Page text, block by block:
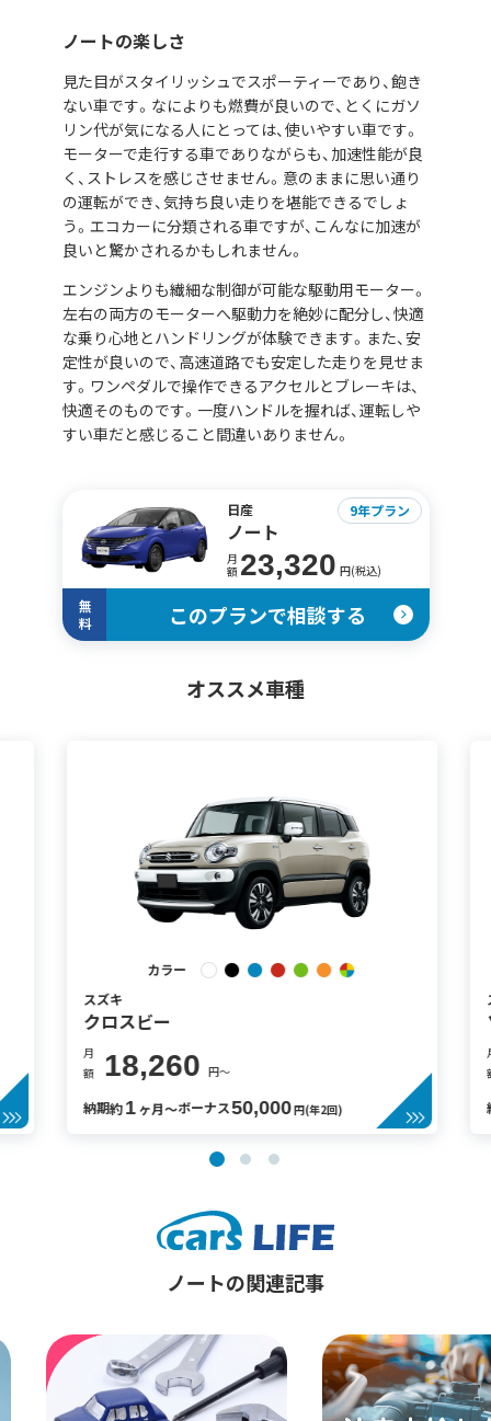
ノートの楽しさ
見た目がスタイリッシュでスポーティーであり、飽き
ない車です。なによりも燃費が良いので、とくにガソ
リン代が気になる人にとっては、使いやすい車です。
モーターで走行する車でありながらも、加速性能が良
く、ストレスを感じさせません。意のままに思い通り
の運転ができ、気持ち良い走りを堪能できるでしょ
う。エコカーに分類される車ですが、こんなに加速が
良いと驚かされるかもしれません。
エンジンよりも繊細な制御が可能な駆動用モーター。
左右の両方のモーターへ駆動力を絶妙に配分し、快適
な乗り心地とハンドリングが体験できます。また、安
定性が良いので、高速道路でも安定した走りを見せま
す。ワンペダルで操作できるアクセルとブレーキは、
快適そのものです。一度ハンドルを握れば、運転しや
すい車だと感じること間違いありません。
日産
ノート
月
額 23,320 円(税込)
9年プラン
無
料
このプランで相談する
オススメ車種
カラー
スズキ
クロスビー
月
額
18,260 円〜
納期約1ヶ月〜ボーナス50,000円(年2回)
月
額
ノートの関連記事